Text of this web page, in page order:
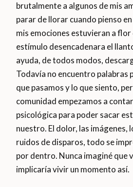
brutalmente a algunos de mis
parar de llorar cuando pienso
mis emociones estuvieran a flor
estímulo desencadenara el
ayuda, de todos modos,
Todavía no encuentro palabras
que pasamos y lo que siento,
comunidad empezamos a
psicológica para poder sacar
nuestro. El dolor, las imágenes,
ruidos de disparos, todo se
por dentro. Nunca imaginé que
implicaría vivir un momento así.